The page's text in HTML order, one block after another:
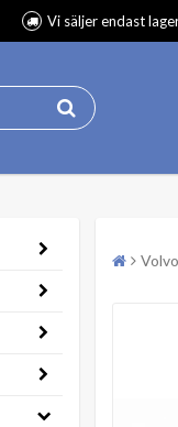
Vi säljer endast